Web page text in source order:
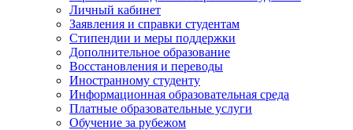
Личный кабинет
Заявления и справки студентам
Стипендии и меры поддержки
Дополнительное образование
Восстановления и переводы
Иностранному студенту
Информационная образовательная среда
Платные образовательные услуги
Обучение за рубежом